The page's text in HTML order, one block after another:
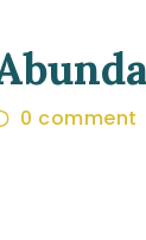
0 comment